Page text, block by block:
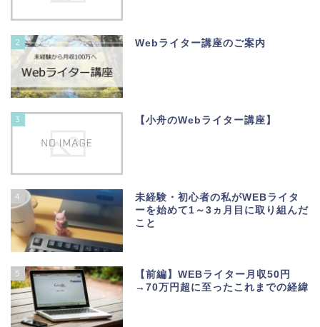
2 Webライター講座のご案内
3 【小舟のWebライター講座】
4
未経験・初心者の私がWEBライタ
ーを始めて1～3ヵ月目に取り組んだ
こと
5
【前編】WEBライター月収50円
→70万円超に至ったこれまでの経緯